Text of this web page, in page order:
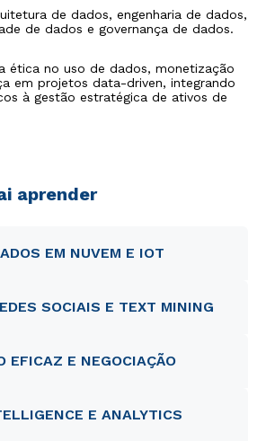
de dados, engenharia de dados,
de dados e governança de dados.
ética no uso de dados, monetização
em projetos data-driven, integrando
à gestão estratégica de ativos de
aprender
EM NUVEM E IOT
SOCIAIS E TEXT MINING
EFICAZ E NEGOCIAÇÃO
E ANALYTICS